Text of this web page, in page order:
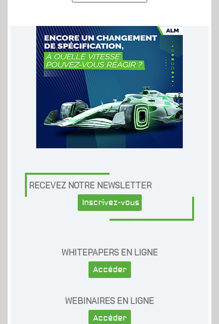
RECEVEZ NOTRE NEWSLETTER
Inscrivez-vous
WHITEPAPERS EN LIGNE
Accéder
WEBINAIRES EN LIGNE
Accéder